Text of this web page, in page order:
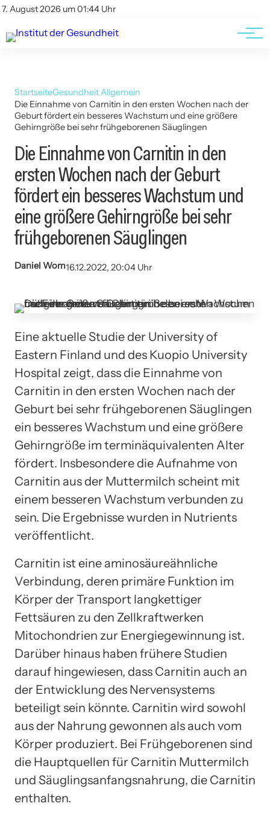
7. August 2026 um 01:44 Uhr
Kontakt
Kontakt
AGBs
StartseiteGesundheit Allgemein
Die Einnahme von Carnitin in den ersten Wochen nach der
Geburt fördert ein besseres Wachstum und eine größere
Gehirngröße bei sehr frühgeborenen Säuglingen
Die Einnahme von Carnitin in den
ersten Wochen nach der Geburt
fördert ein besseres Wachstum und
eine größere Gehirngröße bei sehr
frühgeborenen Säuglingen
Daniel Wom16.12.2022, 20:04 Uhr
Eine aktuelle Studie der University of
Eastern Finland und des Kuopio University
Hospital zeigt, dass die Einnahme von
Carnitin in den ersten Wochen nach der
Geburt bei sehr frühgeborenen Säuglingen
ein besseres Wachstum und eine größere
Gehirngröße im terminäquivalenten Alter
fördert. Insbesondere die Aufnahme von
Carnitin aus der Muttermilch scheint mit
einem besseren Wachstum verbunden zu
sein. Die Ergebnisse wurden in Nutrients
veröffentlicht.
Carnitin ist eine aminosäureähnliche
Verbindung, deren primäre Funktion im
Körper der Transport langkettiger
Fettsäuren zu den Zellkraftwerken
Mitochondrien zur Energiegewinnung ist.
Darüber hinaus haben frühere Studien
darauf hingewiesen, dass Carnitin auch an
der Entwicklung des Nervensystems
beteiligt sein könnte. Carnitin wird sowohl
aus der Nahrung gewonnen als auch vom
Körper produziert. Bei Frühgeborenen sind
die Hauptquellen für Carnitin Muttermilch
und Säuglingsanfangsnahrung, die Carnitin
enthalten.